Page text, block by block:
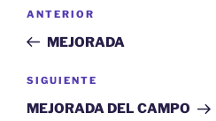
entradas
Entrada
anterior:
ANTERIOR
MEJORADA
Siguiente
entrada
SIGUIENTE
MEJORADA DEL CAMPO